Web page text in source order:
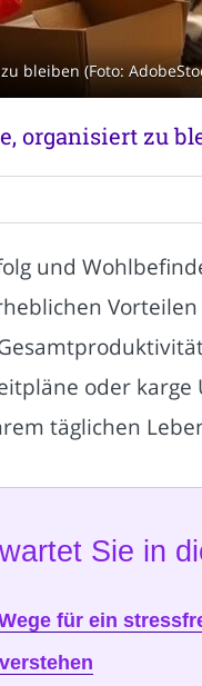
bleiben (Foto:
organisiert zu
und
oder
täglichen
Sie in
für ein